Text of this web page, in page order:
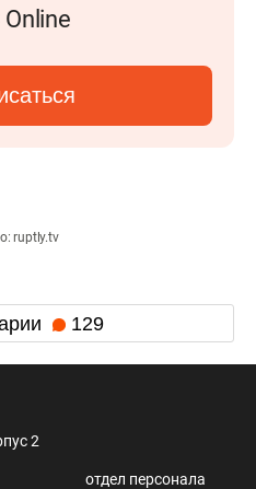
ruptly.tv
129
2
отдел персонала